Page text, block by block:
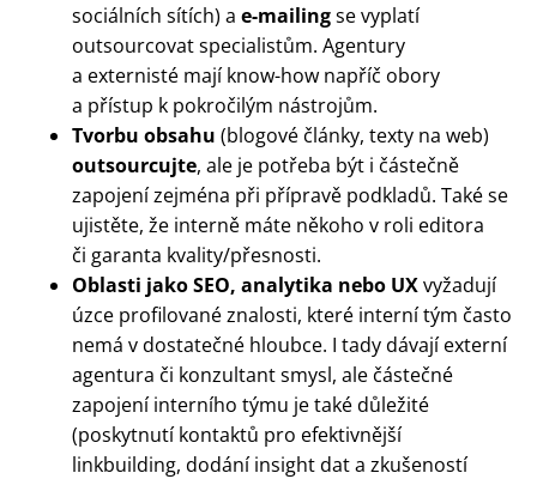
sociálních sítích) a e-mailingse vyplatí
outsourcovat specialistům. Agentury
a externisté mají know-how napříč obory
a přístup k pokročilým nástrojům.
Tvorbu obsahu (blogové články, texty na web)
outsourcujte, ale je potřeba být i částečně
zapojení zejména při přípravě podkladů. Také se
ujistěte, že interně máte někoho v roli editora
či garanta kvality/přesnosti.
Oblasti jako SEO, analytika nebo UXvyžadují
úzce profilované znalosti, které interní tým často
nemá v dostatečné hloubce. I tady dávají externí
agentura či konzultant smysl, ale částečné
zapojení interního týmu je také důležité
(poskytnutí kontaktů pro efektivnější
linkbuilding, dodání insight dat a zkušeností